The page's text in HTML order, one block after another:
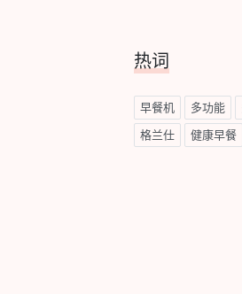
热词
早餐机 多功能
格兰仕 健康早餐